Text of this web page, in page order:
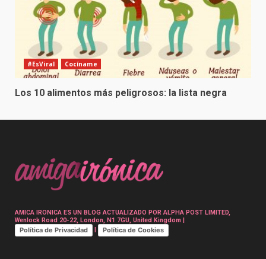
#EsViral Cocíname
Los 10 alimentos más peligrosos: la lista negra
AMICA IRONICA ES UN BLOG ACTUALIZADO POR ALPHA POST LIMITED,
Wenlock Road 20-22, London, N1 7GU, United Kingdom |
Política de Privacidad Política de Cookies